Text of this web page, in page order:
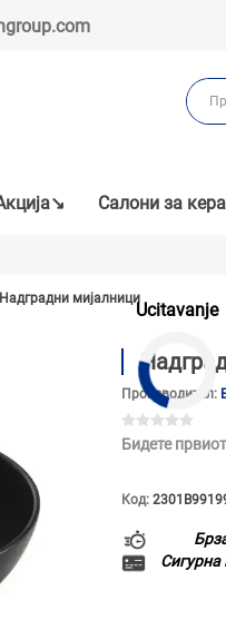
Салони за
Ucitavanje
Надградни мијалници
Производител:
Бидете
Код:
Сигурна